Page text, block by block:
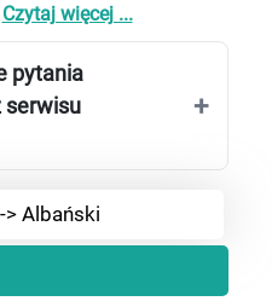
Czytaj więcej ...
pytania
serwisu
Albański